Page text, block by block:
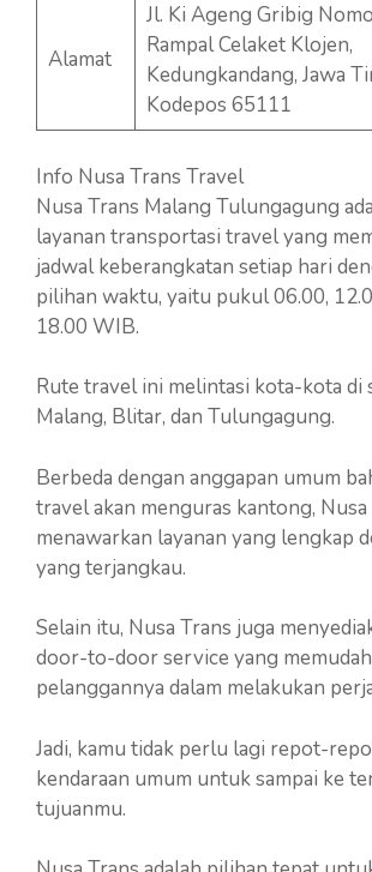
Alamat
Jl. Ki Ageng Gribig
Rampal Celaket Klojen,
Kedungkandang, Jawa
Kodepos 65111
Info Nusa Trans Travel
Nusa Trans Malang Tulungagung
layanan transportasi travel yang
jadwal keberangkatan setiap hari
pilihan waktu, yaitu pukul 06.00,
18.00 WIB.
Rute travel ini melintasi kota-kota di
Malang, Blitar, dan Tulungagung.
Berbeda dengan anggapan umum
travel akan menguras kantong, Nusa
menawarkan layanan yang lengkap
yang terjangkau.
Selain itu, Nusa Trans juga
door-to-door service yang
pelanggannya dalam melakukan
Jadi, kamu tidak perlu lagi repot-
kendaraan umum untuk sampai ke
tujuanmu.